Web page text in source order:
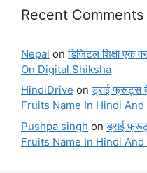
Recent Comments
Nepal onडिजिटल शिक्षा एक
On Digital Shiksha
HindiDrive onड्राई फ्रूट्स
Fruits Name In Hindi And
Pushpa singh onड्राई
Fruits Name In Hindi And